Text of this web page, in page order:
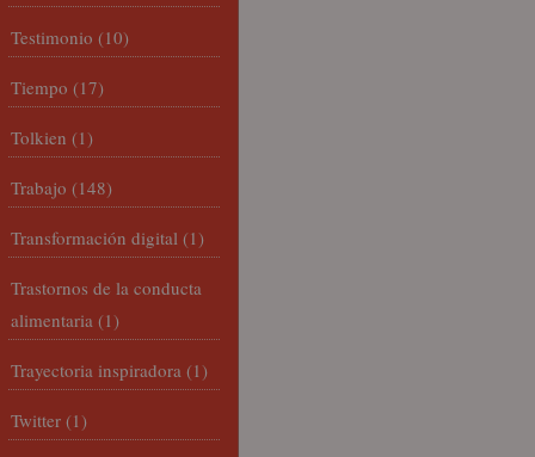
Testimonio (10)
Tiempo (17)
Tolkien (1)
Trabajo (148)
Transformación digital (1)
Trastornos de la conducta
alimentaria (1)
Trayectoria inspiradora (1)
Twitter (1)